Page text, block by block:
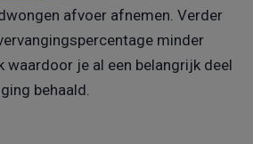
afvoer afnemen. Verder
minder
waardoor je al een belangrijk deel
behaald.